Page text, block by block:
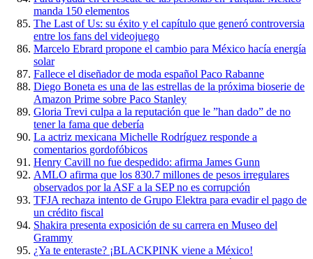
manda 150 elementos
The Last of Us: su éxito y el capítulo que generó controversia
entre los fans del videojuego
Marcelo Ebrard propone el cambio para México hacía energía
solar
Fallece el diseñador de moda español Paco Rabanne
Diego Boneta es una de las estrellas de la próxima bioserie de
Amazon Prime sobre Paco Stanley
Gloria Trevi culpa a la reputación que le ”han dado” de no
tener la fama que debería
La actriz mexicana Michelle Rodríguez responde a
comentarios gordofóbicos
Henry Cavill no fue despedido: afirma James Gunn
AMLO afirma que los 830.7 millones de pesos irregulares
observados por la ASF a la SEP no es corrupción
TFJA rechaza intento de Grupo Elektra para evadir el pago de
un crédito fiscal
Shakira presenta exposición de su carrera en Museo del
Grammy
¿Ya te enteraste? ¡BLACKPINK viene a México!